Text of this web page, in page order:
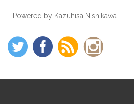
Powered by Kazuhisa Nishikawa.